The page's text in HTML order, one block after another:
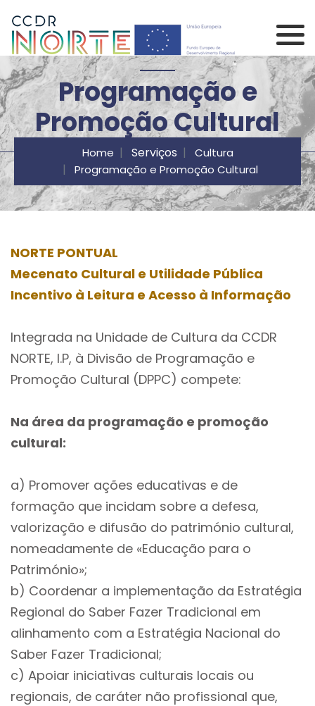
Comissão de
Programação e
Promoção Cultural
Home Serviços
Cultura
Programação e Promoção Cultural
NORTE PONTUAL
Mecenato Cultural e Utilidade Pública
Incentivo à Leitura e Acesso à Informação
Integrada na Unidade de Cultura da CCDR
NORTE, I.P, à Divisão de Programação e
Promoção Cultural (DPPC) compete:
Na área da programação e promoção
cultural:
a) Promover ações educativas e de
formação que incidam sobre a defesa,
valorização e difusão do património cultural,
nomeadamente de «Educação para o
Património»;
b) Coordenar a implementação da Estratégia
Regional do Saber Fazer Tradicional em
alinhamento com a Estratégia Nacional do
Saber Fazer Tradicional;
c) Apoiar iniciativas culturais locais ou
regionais, de caráter não profissional que,